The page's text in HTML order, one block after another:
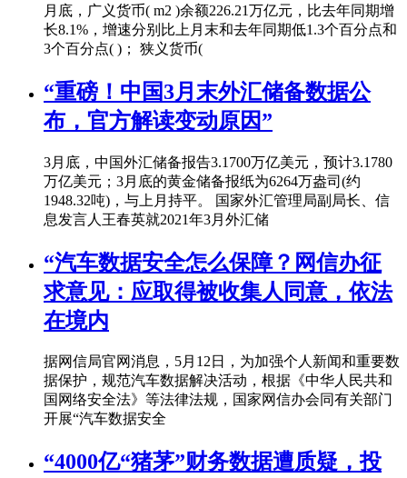
月底，广义货币( m2 )余额226.21万亿元，比去年同期增
长8.1%，增速分别比上月末和去年同期低1.3个百分点和
3个百分点( )； 狭义货币(
“重磅！中国3月末外汇储备数据公
布，官方解读变动原因”
3月底，中国外汇储备报告3.1700万亿美元，预计3.1780
万亿美元；3月底的黄金储备报纸为6264万盎司(约
1948.32吨)，与上月持平。 国家外汇管理局副局长、信
息发言人王春英就2021年3月外汇储
“汽车数据安全怎么保障？网信办征
求意见：应取得被收集人同意，依法
在境内
据网信局官网消息，5月12日，为加强个人新闻和重要数
据保护，规范汽车数据解决活动，根据《中华人民共和
国网络安全法》等法律法规，国家网信办会同有关部门
开展“汽车数据安全
“4000亿“猪茅”财务数据遭质疑，投